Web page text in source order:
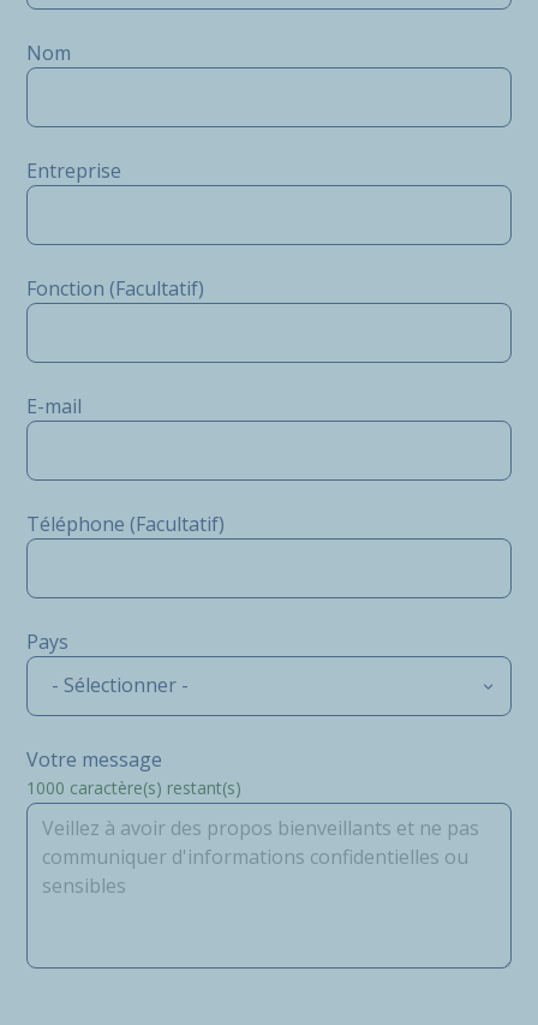
Nom
Entreprise
Fonction (Facultatif)
E-mail
Téléphone (Facultatif)
Pays
- Sélectionner -
Votre message
1000 caractère(s) restant(s)